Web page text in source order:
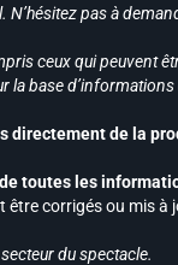
N’hésitez pas à
ceux qui peuvent
la base d’informations
directement de la
toutes les
corrigés ou mis à
du spectacle.